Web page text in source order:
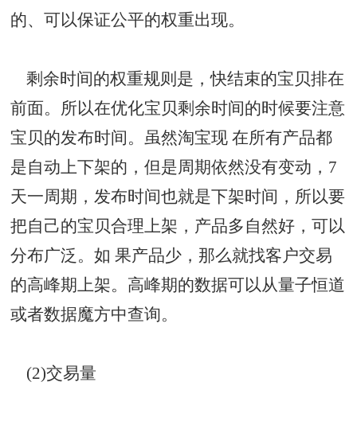
的、可以保证公平的权重出现。
剩余时间的权重规则是，快结束的宝贝排在
前面。所以在优化宝贝剩余时间的时候要注意
宝贝的发布时间。虽然淘宝现 在所有产品都
是自动 上下架的，但是周期依然没有变动，7
天一周期，发布时间也就是下架时间，所以要
把自己的宝贝合理上架，产品多自然好，可以
分布广泛。如 果产品少，那么就找客户交易
的高峰期上架。高峰期的数据可以从量子恒道
或者数据魔方中查询。
(2)交易量